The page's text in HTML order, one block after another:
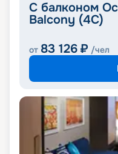
С балконом
Balcony (4C)
от 83 126 ₽ /чел